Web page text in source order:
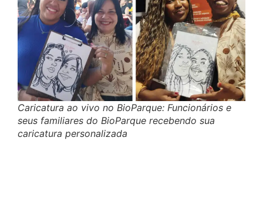
Caricatura ao vivo no BioParque: Funcionários e
seus familiares do BioParque recebendo sua
caricatura personalizada